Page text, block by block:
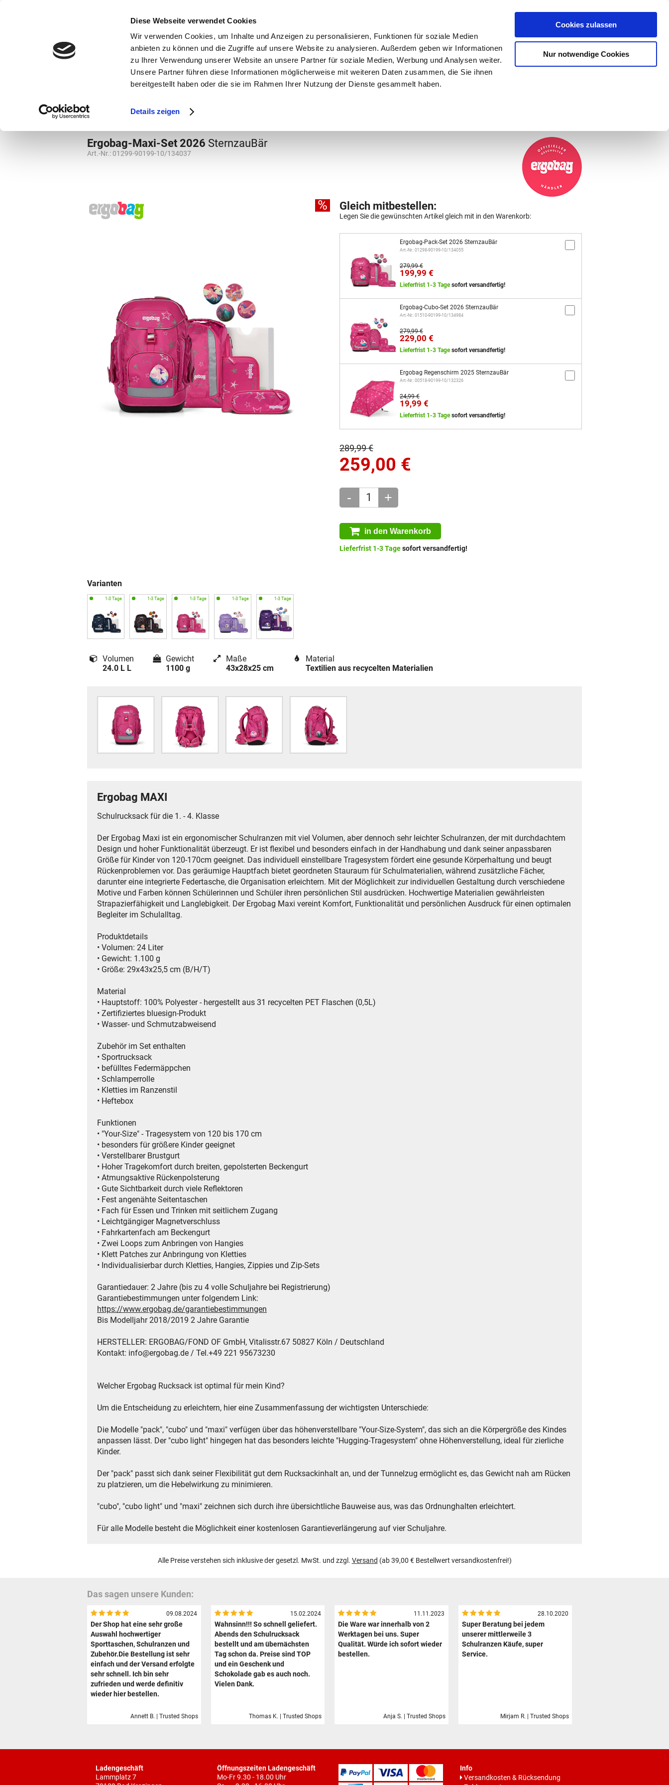
Diese Webseite verwendet Cookies
Wir verwenden Cookies, um Inhalte und Anzeigen zu personalisieren, Funktionen für soziale Medien
anbieten zu können und die Zugriffe auf unsere Website zu analysieren. Außerdem geben wir Informationen
zu Ihrer Verwendung unserer Website an unsere Partner für soziale Medien, Werbung und Analysen weiter.
Unsere Partner führen diese Informationen möglicherweise mit weiteren Daten zusammen, die Sie ihnen
bereitgestellt haben oder die sie im Rahmen Ihrer Nutzung der Dienste gesammelt haben.
Details zeigen
Cookies zulassen
Nur notwendige Cookies
bestellen und ausdrucken
3 x täglich an Werktagen!
0,00 €
Ergobag-Maxi-Set 2026 SternzauBär
Art.-Nr.:01299-90199-10/134037
% Gleich mitbestellen:
Legen Sie die gewünschten Artikel gleich mit in den Warenkorb:
Ergobag-Pack-Set 2026 SternzauBär
Art.-Nr.: 01298-90199-10/134055
279,99 €
199,99 €
Lieferfrist 1-3 Tagesofort versandfertig!
Ergobag-Cubo-Set 2026 SternzauBär
Art.-Nr.: 01510-90199-10/134984
279,99 €
229,00 €
Lieferfrist 1-3 Tagesofort versandfertig!
Ergobag Regenschirm 2025 SternzauBär
Art.-Nr.: 00518-90199-10/132326
24,99 €
19,99 €
Lieferfrist 1-3 Tagesofort versandfertig!
289,99 €
259,00 €
- +
in den Warenkorb
Lieferfrist 1-3 Tagesofort versandfertig!
Varianten
Volumen
24.0 L L
Gewicht
1100 g
Maße
43x28x25 cm
Material
Textilien aus recycelten Materialien
Ergobag MAXI
Schulrucksack für die 1. - 4. Klasse
Der Ergobag Maxi ist ein ergonomischer Schulranzen mit viel Volumen, aber dennoch sehr leichter Schulranzen, der mit durchdachtem
Design und hoher Funktionalität überzeugt. Er ist flexibel und besonders einfach in der Handhabung und dank seiner anpassbaren
Größe für Kinder von 120-170cm geeignet. Das individuell einstellbare Tragesystem fördert eine gesunde Körperhaltung und beugt
Rückenproblemen vor. Das geräumige Hauptfach bietet geordneten Stauraum für Schulmaterialien, während zusätzliche Fächer,
darunter eine integrierte Federtasche, die Organisation erleichtern. Mit der Möglichkeit zur individuellen Gestaltung durch verschiedene
Motive und Farben können Schülerinnen und Schüler ihren persönlichen Stil ausdrücken. Hochwertige Materialien gewährleisten
Strapazierfähigkeit und Langlebigkeit. Der Ergobag Maxi vereint Komfort, Funktionalität und persönlichen Ausdruck für einen optimalen
Begleiter im Schulalltag.
Produktdetails
• Volumen: 24 Liter
• Gewicht: 1.100 g
• Größe: 29x43x25,5 cm (B/H/T)
Material
• Hauptstoff: 100% Polyester - hergestellt aus 31 recycelten PET Flaschen (0,5L)
• Zertifiziertes bluesign-Produkt
• Wasser- und Schmutzabweisend
Zubehör im Set enthalten
• Sportrucksack
• befülltes Federmäppchen
• Schlamperrolle
• Kletties im Ranzenstil
• Heftebox
Funktionen
• "Your-Size" - Tragesystem von 120 bis 170 cm
• besonders für größere Kinder geeignet
• Verstellbarer Brustgurt
• Hoher Tragekomfort durch breiten, gepolsterten Beckengurt
• Atmungsaktive Rückenpolsterung
• Gute Sichtbarkeit durch viele Reflektoren
• Fest angenähte Seitentaschen
• Fach für Essen und Trinken mit seitlichem Zugang
• Leichtgängiger Magnetverschluss
• Fahrkartenfach am Beckengurt
• Zwei Loops zum Anbringen von Hangies
• Klett Patches zur Anbringung von Kletties
• Individualisierbar durch Kletties, Hangies, Zippies und Zip-Sets
Garantiedauer: 2 Jahre (bis zu 4 volle Schuljahre bei Registrierung)
Garantiebestimmungen unter folgendem Link:
https://www.ergobag.de/garantiebestimmungen
Bis Modelljahr 2018/2019 2 Jahre Garantie
HERSTELLER: ERGOBAG/FOND OF GmbH, Vitalisstr.67 50827 Köln / Deutschland
Kontakt: info@ergobag.de / Tel.+49 221 95673230
Welcher Ergobag Rucksack ist optimal für mein Kind?
Um die Entscheidung zu erleichtern, hier eine Zusammenfassung der wichtigsten Unterschiede:
Die Modelle "pack", "cubo" und "maxi" verfügen über das höhenverstellbare "Your-Size-System", das sich an die Körpergröße des Kindes
anpassen lässt. Der "cubo light" hingegen hat das besonders leichte "Hugging-Tragesystem" ohne Höhenverstellung, ideal für zierliche
Kinder.
Der "pack" passt sich dank seiner Flexibilität gut dem Rucksackinhalt an, und der Tunnelzug ermöglicht es, das Gewicht nah am Rücken
zu platzieren, um die Hebelwirkung zu minimieren.
"cubo", "cubo light" und "maxi" zeichnen sich durch ihre übersichtliche Bauweise aus, was das Ordnunghalten erleichtert.
Für alle Modelle besteht die Möglichkeit einer kostenlosen Garantieverlängerung auf vier Schuljahre.
Alle Preise verstehen sich inklusive der gesetzl. MwSt. und zzgl. Versand (ab 39,00 € Bestellwert versandkostenfrei!)
Das sagen unsere Kunden:
09.08.2024
Der Shop hat eine sehr große
Auswahl hochwertiger
Sporttaschen, Schulranzen und
Zubehör.Die Bestellung ist sehr
einfach und der Versand erfolgte
sehr schnell. Ich bin sehr
zufrieden und werde definitiv
wieder hier bestellen.
Annett B. | Trusted Shops
15.02.2024
Wahnsinn!!! So schnell geliefert.
Abends den Schulrucksack
bestellt und am übernächsten
Tag schon da. Preise sind TOP
und ein Geschenk und
Schokolade gab es auch noch.
Vielen Dank.
Thomas K. | Trusted Shops
11.11.2023
Die Ware war innerhalb von 2
Werktagen bei uns. Super
Qualität. Würde ich sofort wieder
bestellen.
Anja S. | Trusted Shops
28.10.2020
Super Beratung bei jedem
unserer mittlerweile 3
Schulranzen Käufe, super
Service.
Mirjam R. | Trusted Shops
Ladengeschäft
Lammplatz 7
Öffnungszeiten Ladengeschäft
Mo-Fr 9.30 - 18.00 Uhr
Info
Versandkosten & Rücksendung